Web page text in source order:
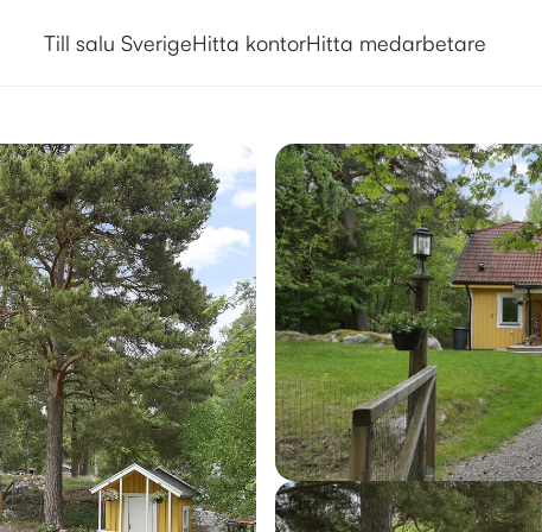
Till salu SverigeHitta kontorHitta medarbetare